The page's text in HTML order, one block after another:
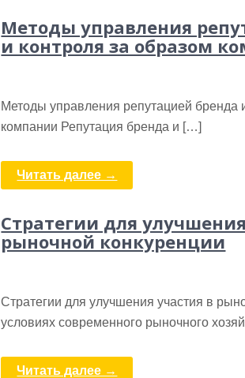
Методы управления
и контроля за образом
Методы управления репутацией бренда
компании Репутация бренда и […]
Читать далее →
Стратегии для
рыночной конкуренции
Стратегии для улучшения участия в
условиях современного рыночного
Читать далее →